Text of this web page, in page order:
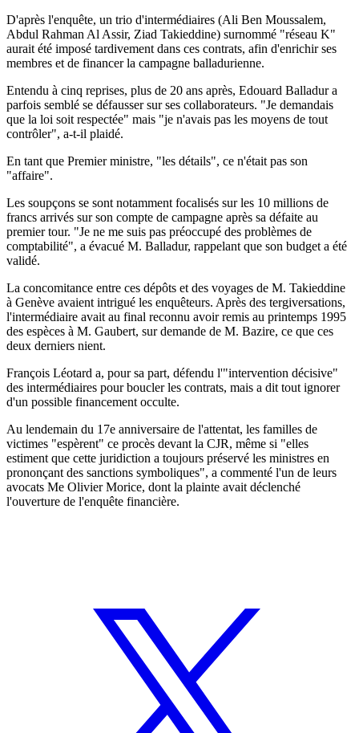
D'après l'enquête, un trio d'intermédiaires (Ali Ben Moussalem,
Abdul Rahman Al Assir, Ziad Takieddine) surnommé "réseau K"
aurait été imposé tardivement dans ces contrats, afin d'enrichir ses
membres et de financer la campagne balladurienne.
Entendu à cinq reprises, plus de 20 ans après, Edouard Balladur a
parfois semblé se défausser sur ses collaborateurs. "Je demandais
que la loi soit respectée" mais "je n'avais pas les moyens de tout
contrôler", a-t-il plaidé.
En tant que Premier ministre, "les détails", ce n'était pas son
"affaire".
Les soupçons se sont notamment focalisés sur les 10 millions de
francs arrivés sur son compte de campagne après sa défaite au
premier tour. "Je ne me suis pas préoccupé des problèmes de
comptabilité", a évacué M. Balladur, rappelant que son budget a été
validé.
La concomitance entre ces dépôts et des voyages de M. Takieddine
à Genève avaient intrigué les enquêteurs. Après des tergiversations,
l'intermédiaire avait au final reconnu avoir remis au printemps 1995
des espèces à M. Gaubert, sur demande de M. Bazire, ce que ces
deux derniers nient.
François Léotard a, pour sa part, défendu l'"intervention décisive"
des intermédiaires pour boucler les contrats, mais a dit tout ignorer
d'un possible financement occulte.
Au lendemain du 17e anniversaire de l'attentat, les familles de
victimes "espèrent" ce procès devant la CJR, même si "elles
estiment que cette juridiction a toujours préservé les ministres en
prononçant des sanctions symboliques", a commenté l'un de leurs
avocats Me Olivier Morice, dont la plainte avait déclenché
l'ouverture de l'enquête financière.